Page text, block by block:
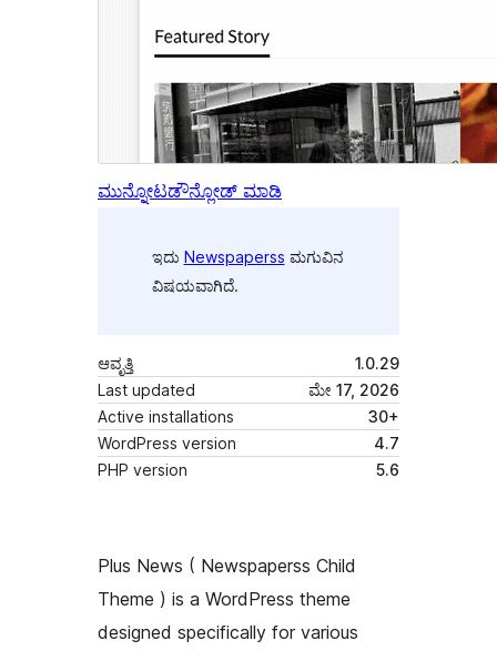
ಮುನ್ನೋಟಡೌನ್ಲೋಡ್ ಮಾಡಿ
ಇದು Newspaperss ಮಗುವಿನ
ವಿಷಯವಾಗಿದೆ.
ಆವೃತ್ತಿ
1.0.29
Last updated
ಮೇ 17, 2026
Active installations
30+
WordPress version
4.7
PHP version
5.6
Plus News ( Newspaperss Child
Theme ) is a WordPress theme
designed specifically for various